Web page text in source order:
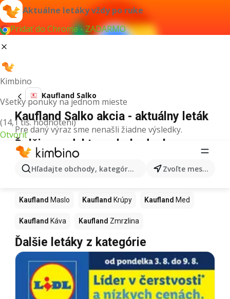
Aktuálne letáky vždy po ruke
Pridať do Chrome - ZADARMO
Kimbino
Všetky ponuky na jednom mieste
(14,1 tis. hodnotení)
Otvoriť
Hľadajte obchody, kategórie, produkty... Zvoľte mesto
Kaufland Salko
Kaufland Salko akcia - aktuálny leták
Pre daný výraz sme nenašli žiadne výsledky.
Ďalšie produkty v obchodoch
Kaufland
Kaufland Maslo Kaufland Krúpy Kaufland Med
Kaufland Káva Kaufland Zmrzlina
Ďalšie letáky z kategórie